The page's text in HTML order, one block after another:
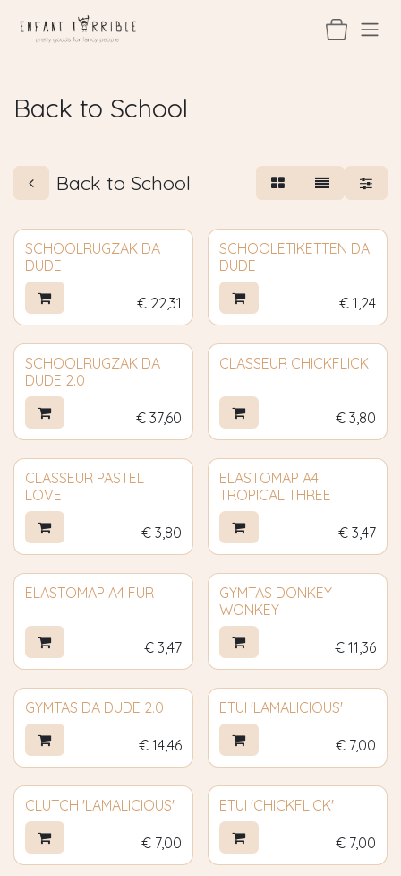
Back to School
Back to School
SCHOOLRUGZAK DA
DUDE
€ 22,31
SCHOOLETIKETTEN DA
DUDE
€ 1,24
SCHOOLRUGZAK DA
DUDE 2.0
€ 37,60
CLASSEUR CHICKFLICK
€ 3,80
CLASSEUR PASTEL
LOVE
€ 3,80
ELASTOMAP A4
TROPICAL THREE
€ 3,47
ELASTOMAP A4 FUR
€ 3,47
GYMTAS DONKEY
WONKEY
€ 11,36
GYMTAS DA DUDE 2.0
€ 14,46
ETUI 'LAMALICIOUS'
€ 7,00
CLUTCH 'LAMALICIOUS'
€ 7,00
ETUI 'CHICKFLICK'
€ 7,00